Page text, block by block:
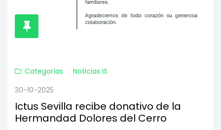
Categorías
Noticias IS
30-10-2025
Ictus Sevilla recibe donativo de la
Hermandad Dolores del Cerro